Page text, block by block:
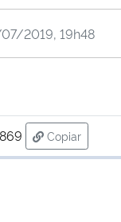
2019, 19h48
Copiar
para área